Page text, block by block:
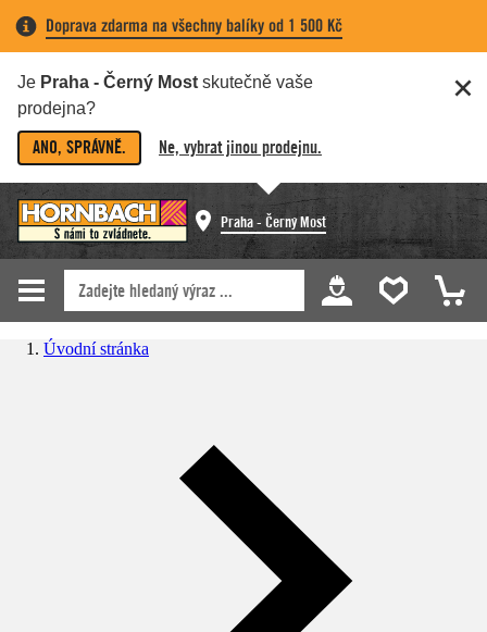
Doprava zdarma na všechny balíky od 1 500 Kč
Je Praha - Černý Most skutečně vaše
prodejna?
ANO, SPRÁVNĚ. Ne, vybrat jinou prodejnu.
Praha - Černý Most
Úvodní stránka